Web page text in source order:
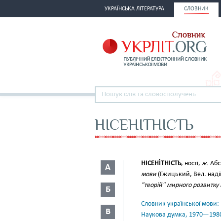
УКРАЇНСЬКА ЛІТЕРАТУРА СЛОВНИК
НІСЕНІТНІСТЬ
А
Б
В
НІСЕНІ́ТНІСТЬ, ності, ж.
мови (Гжицький, Вел.
"теорій" мирного розвитку
Словник української
Наукова думка,